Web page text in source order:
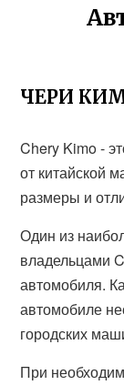
ЧЕРИ
Chery Kimo -
от китайской
размеры и
Один из
владельцами
автомобиля.
автомобиле
городских
При